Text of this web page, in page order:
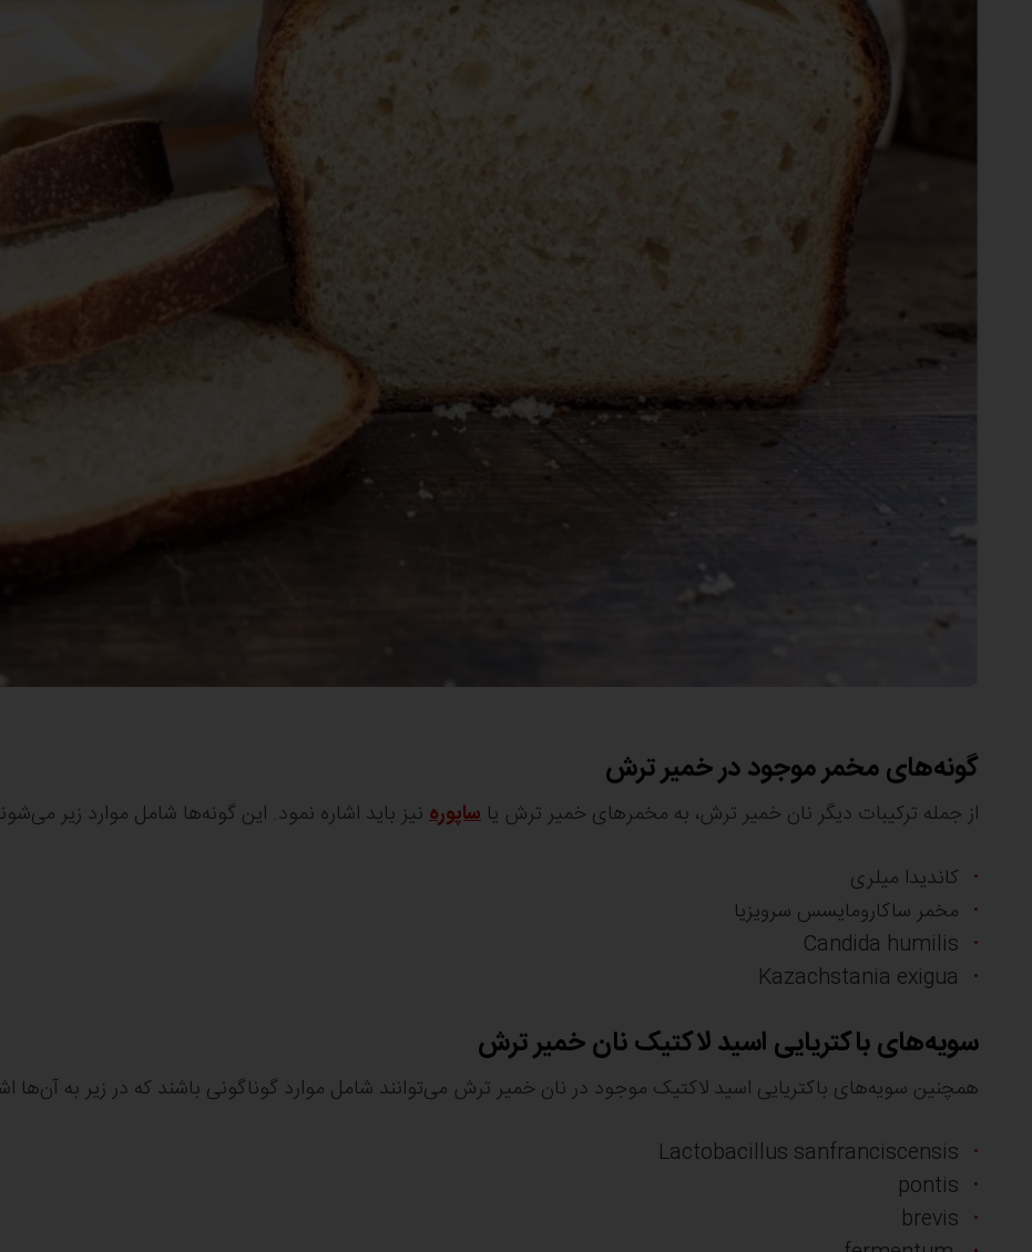
گونه‌های مخمر موجود در خمیر ترش
از جمله ترکیبات دیگر نان خمیر ترش، به مخمرهای خمیر ترش یا ساپوره نیز باید اشاره نمود. این گونه‌ها شامل موارد زیر
کاندیدا میلری
مخمر ساکارومایسس سرویزیا
Candida humilis
Kazachstania exigua
سویه‌های باکتریایی اسید لاکتیک نان خمیر ترش
همچنین سویه‌های باکتریایی اسید لاکتیک موجود در نان خمیر ترش می‌توانند شامل موارد گوناگونی باشند که در زیر به آن‌ها
Lactobacillus sanfranciscensis
pontis
brevis